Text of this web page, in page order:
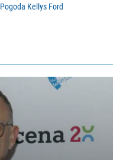
Pogoda Kellys Ford